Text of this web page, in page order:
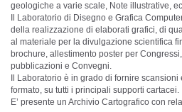
geologiche a varie scale, Note illustrative,
Il Laboratorio di Disegno e Grafica
della realizzazione di elaborati grafici, di
al materiale per la divulgazione scientifica
brochure, allestimento poster per
pubblicazioni e Convegni.
Il Laboratorio è in grado di fornire
formato, su tutti i principali supporti cartacei.
E’ presente un Archivio Cartografico con